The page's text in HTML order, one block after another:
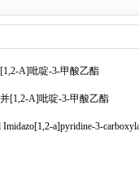
A]吡啶-3-甲酸乙酯
[1,2-A]吡啶-3-甲酸乙酯
Imidazo[1,2-a]pyridine-3-